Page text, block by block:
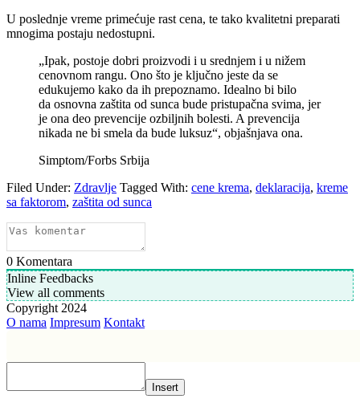
U poslednje vreme primećuje rast cena, te tako kvalitetni preparati
mnogima postaju nedostupni.
„Ipak, postoje dobri proizvodi i u srednjem i u nižem
cenovnom rangu. Ono što je ključno jeste da se
edukujemo kako da ih prepoznamo. Idealno bi bilo
da osnovna zaštita od sunca bude pristupačna svima, jer
je ona deo prevencije ozbiljnih bolesti. A prevencija
nikada ne bi smela da bude luksuz“, objašnjava ona.
Simptom/Forbs Srbija
Filed Under: Zdravlje Tagged With: cene krema, deklaracija, kreme
sa faktorom, zaštita od sunca
0 Komentara
Inline Feedbacks
View all comments
Copyright 2024
O nama Impresum Kontakt
Insert